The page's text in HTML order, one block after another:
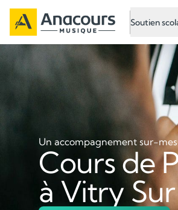
Soutien
Un accompagnement sur-
Cours de
à Vitry